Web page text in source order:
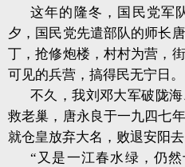
这年的隆冬，国民党军
夕，国民党先遣部队的师长
丁，抢修炮楼，村村为营，
可见的兵营，搞得民无宁日。
不久，我刘邓大军破陇
救老巢，唐永良于一九四七
就仓皇放弃大名，败退安阳去
“又是一江春水绿，仍